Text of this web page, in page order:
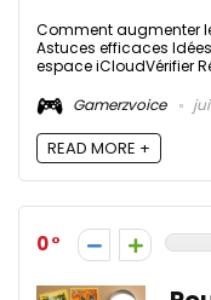
Comment augmenter
Astuces efficaces
espace iCloudVérifier
Gamerzvoice
READ MORE +
0